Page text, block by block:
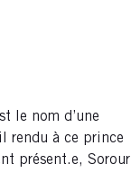
le nom d’une
rendu à ce prince
présent.e, Sorour